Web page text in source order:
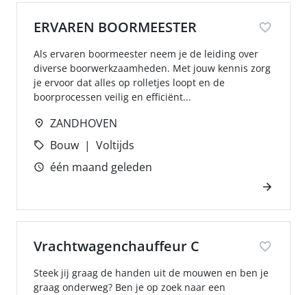
ERVAREN BOORMEESTER
Als ervaren boormeester neem je de leiding over
diverse boorwerkzaamheden. Met jouw kennis zorg
je ervoor dat alles op rolletjes loopt en de
boorprocessen veilig en efficiënt...
ZANDHOVEN
Bouw
Voltijds
één maand geleden
Vrachtwagenchauffeur C
Steek jij graag de handen uit de mouwen en ben je
graag onderweg? Ben je op zoek naar een